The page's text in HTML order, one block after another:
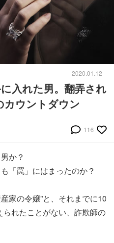
2020.01.12
入れた男。翻弄され
カウントダウン
116
か？
「罠」にはまったのか？
家の令嬢”と、それまでに10
られたことがない、詐欺師の